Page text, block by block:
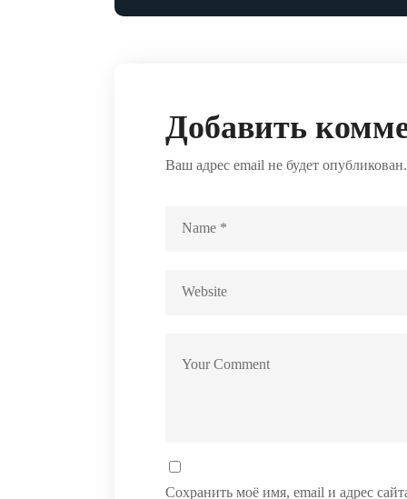
Добавить
Ваш адрес email не будет опубликован.
Сохранить моё имя, email и адрес